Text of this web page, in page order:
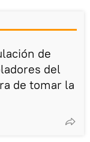
de
del
de tomar la